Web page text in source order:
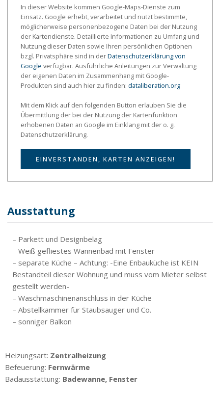
In dieser Website kommen Google-Maps-Dienste zum
Einsatz. Google erhebt, verarbeitet und nutzt bestimmte,
möglicherweise personenbezogene Daten bei der Nutzung
der Kartendienste. Detaillierte Informationen zu Umfang und
Nutzung dieser Daten sowie Ihren persönlichen Optionen
bzgl. Privatsphäre sind in derDatenschutzerklärung von
Google verfügbar. Ausführliche Anleitungen zur Verwaltung
der eigenen Daten im Zusammenhang mit Google-
Produkten sind auch hier zu finden: dataliberation.org
Mit dem Klick auf den folgenden Button erlauben Sie die
Übermittlung der bei der Nutzung der Kartenfunktion
erhobenen Daten an Google im Einklang mit der o. g.
Datenschutzerklärung.
EINVERSTANDEN, KARTEN ANZEIGEN!
Ausstattung
– Parkett und Designbelag
– Weiß gefliestes Wannenbad mit Fenster
– separate Küche – Achtung: -Eine Enbauküche ist KEIN
Bestandteil dieser Wohnung und muss vom Mieter selbst
gestellt werden-
– Waschmaschinenanschluss in der Küche
– Abstellkammer für Staubsauger und Co.
– sonniger Balkon
Heizungsart: Zentralheizung
Befeuerung: Fernwärme
Badausstattung: Badewanne, Fenster